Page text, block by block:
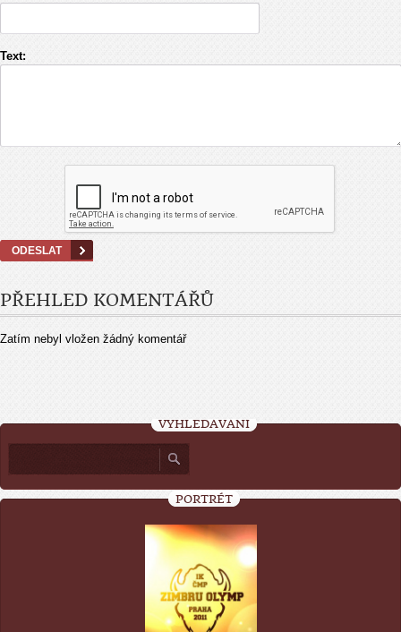
Text:
PŘEHLED KOMENTÁŘŮ
Zatím nebyl vložen žádný komentář
VYHLEDÁVÁNÍ
PORTRÉT